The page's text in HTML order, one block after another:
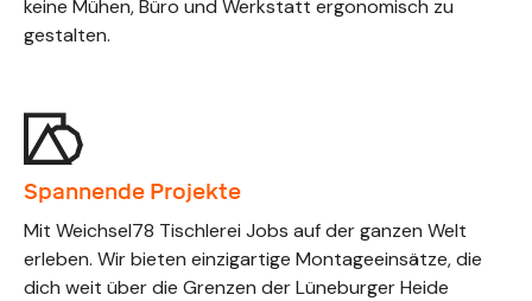
keine Mühen, Büro und Werkstatt ergonomisch zu
gestalten.
Spannende Projekte
Mit Weichsel78 Tischlerei Jobs auf der ganzen Welt
erleben. Wir bieten einzigartige Montageeinsätze, die
dich weit über die Grenzen der Lüneburger Heide